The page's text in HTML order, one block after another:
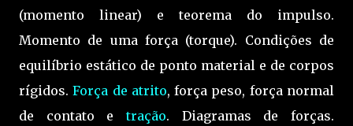
(momento linear) e teorema do impulso.
Momento de uma força (torque). Condições de
equilíbrio estático de ponto material e de corpos
rígidos.Força de atrito, força peso, força normal
de contato etração. Diagramas de forças.